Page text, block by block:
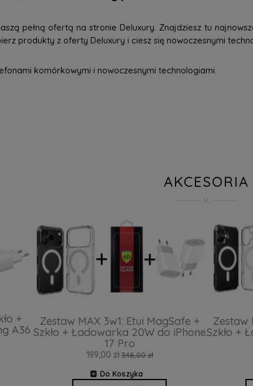
pełną ofertą na stronie Deluxury. Znajdziesz tu
produkty z oferty Deluxury i ciesz się nowoczesnymi
komórkowymi i nowoczesnymi technologiami.
AKCESORIA
+
A36
Zestaw MAX 3w1: Etui MagSafe +
Szkło + Ładowarka 20W do iPhone
17 Pro
199,00 zł 348,00 zł
Do Koszyka
Zestaw
Szkło +